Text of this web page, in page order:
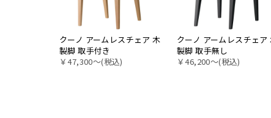
クーノ アームレスチェア 木
製脚 取手付き
￥47,300〜(税込)
クーノ アームレスチェア
製脚 取手無し
￥46,200〜(税込)